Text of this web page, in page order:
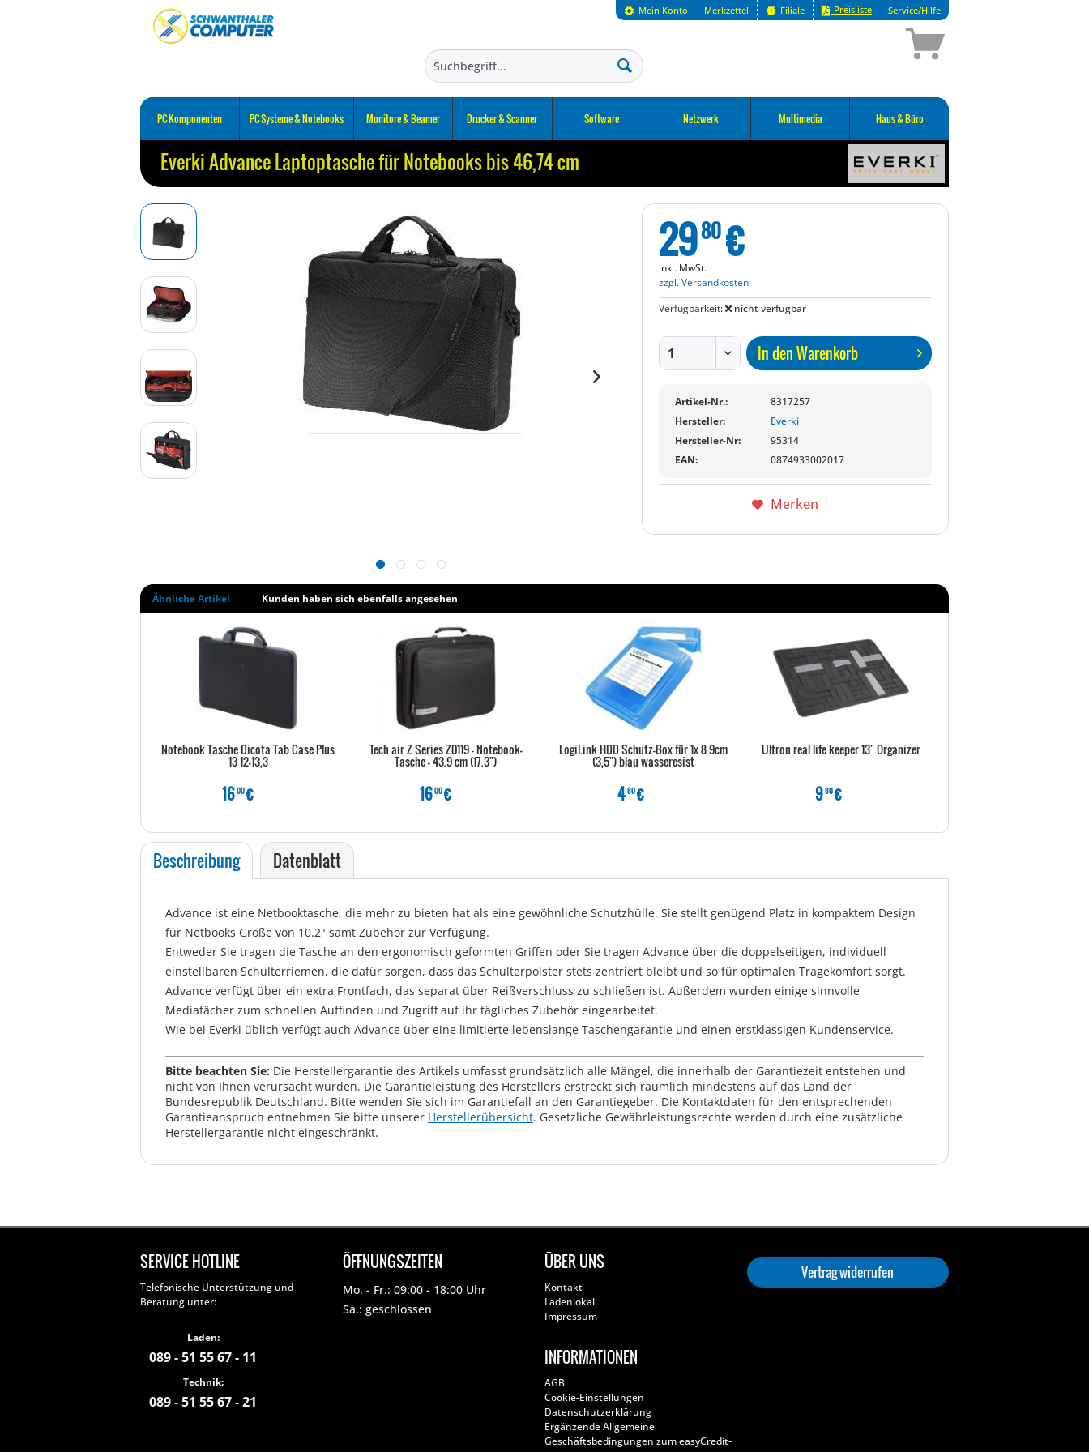
Mein Konto Merkzettel Filiale Preisliste Service/Hilfe
PC Komponenten PC Systeme & Notebooks Monitore & Beamer Drucker & Scanner Software Netzwerk Multimedia Haus & Büro
Everki Advance Laptoptasche für Notebooks bis 46,74 cm
2980€
inkl. MwSt.
zzgl. Versandkosten
Verfügbarkeit:
nicht verfügbar
In denWarenkorb
Artikel-Nr.:
8317257
Hersteller:
Everki
Hersteller-Nr:
95314
EAN:
0874933002017
Merken
Ähnliche Artikel Kunden haben sich ebenfalls angesehen
Notebook Tasche Dicota Tab Case Plus
13 12-13,3
1600€
Tech air Z Series Z0119 - Notebook-
Tasche - 43.9 cm (17.3")
1600€
LogiLink HDD Schutz-Box für 1x 8.9cm
(3,5") blau wasseresist
480€
Ultron real life keeper 13" Organizer
980€
Beschreibung Datenblatt
Advance ist eine Netbooktasche, die mehr zu bieten hat als eine gewöhnliche Schutzhülle. Sie stellt genügend Platz in kompaktem Design
für Netbooks Größe von 10.2" samt Zubehör zur Verfügung.
Entweder Sie tragen die Tasche an den ergonomisch geformten Griffen oder Sie tragen Advance über die doppelseitigen, individuell
einstellbaren Schulterriemen, die dafür sorgen, dass das Schulterpolster stets zentriert bleibt und so für optimalen Tragekomfort sorgt.
Advance verfügt über ein extra Frontfach, das separat über Reißverschluss zu schließen ist. Außerdem wurden einige sinnvolle
Mediafächer zum schnellen Auffinden und Zugriff auf ihr tägliches Zubehör eingearbeitet.
Wie bei Everki üblich verfügt auch Advance über eine limitierte lebenslange Taschengarantie und einen erstklassigen Kundenservice.
Bitte beachten Sie: Die Herstellergarantie des Artikels umfasst grundsätzlich alle Mängel, die innerhalb der Garantiezeit entstehen und
nicht von Ihnen verursacht wurden. Die Garantieleistung des Herstellers erstreckt sich räumlich mindestens auf das Land der
Bundesrepublik Deutschland. Bitte wenden Sie sich im Garantiefall an den Garantiegeber. Die Kontaktdaten für den entsprechenden
Garantieanspruch entnehmen Sie bitte unserer Herstellerübersicht. Gesetzliche Gewährleistungsrechte werden durch eine zusätzliche
Herstellergarantie nicht eingeschränkt.
SERVICE HOTLINE
Telefonische Unterstützung und
Beratung unter:
Laden:
089 - 51 55 67 - 11
Technik:
089 - 51 55 67 - 21
ÖFFNUNGSZEITEN
Mo. - Fr.: 09:00 - 18:00 Uhr
Sa.: geschlossen
ÜBER UNS
Kontakt
Ladenlokal
Impressum
INFORMATIONEN
AGB
Cookie-Einstellungen
Datenschutzerklärung
Ergänzende Allgemeine
Geschäftsbedingungen zum easyCredit-
Vertrag widerrufen